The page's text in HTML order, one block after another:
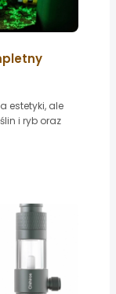
estetyki, ale
i ryb oraz